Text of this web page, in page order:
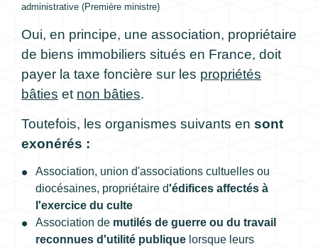
administrative (Première ministre)
Oui, en principe, une association, propriétaire
de biens immobiliers situés en France, doit
payer la taxe foncière sur les propriétés
bâties et non bâties.
Toutefois, les organismes suivants en sont
exonérés :
Association, union d'associations cultuelles ou
diocésaines, propriétaire d'édifices affectés à
l'exercice du culte
Association de mutilés de guerre ou du travail
reconnues d'utilité publique lorsque leurs